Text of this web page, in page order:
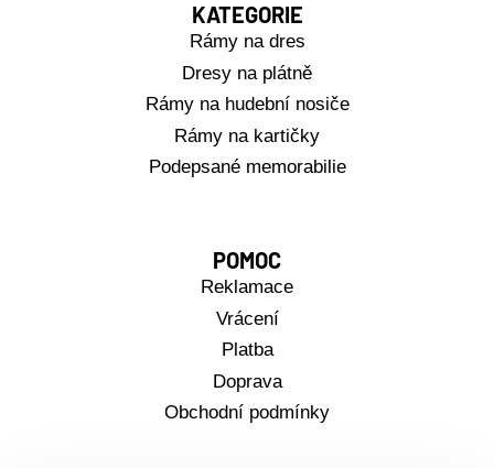
KATEGORIE
Rámy na dres
Dresy na plátně
Rámy na hudební nosiče
Rámy na kartičky
Podepsané memorabilie
POMOC
Reklamace
Vrácení
Platba
Doprava
Obchodní podmínky